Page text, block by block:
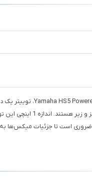
فرکانس‌های بالا
ضروری است تا جزئیات میکس‌ها